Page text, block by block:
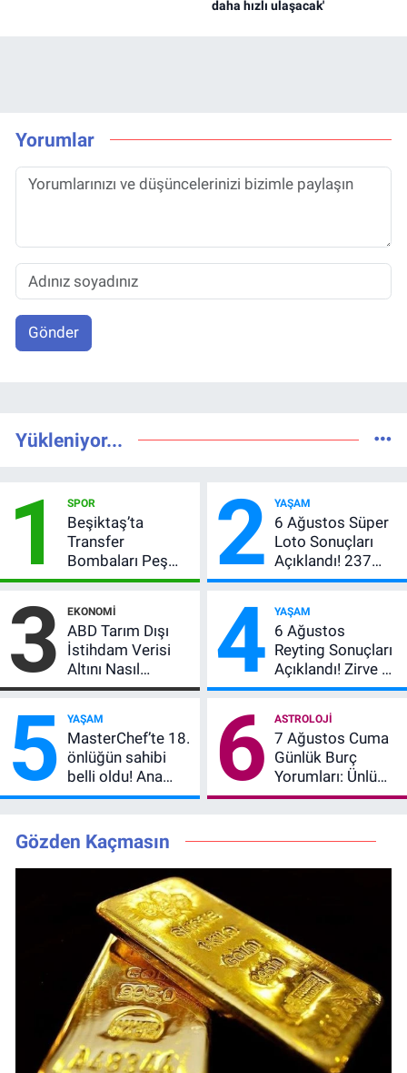
daha hızlı ulaşacak'
Yorumlar
Gönder
Yükleniyor...
1 SPOR
Beşiktaş’ta
Transfer
Bombaları Peş
Peşe! Adalı
Açıkladı, 5 Yıldız
Daha Listede
2 YAŞAM
6 Ağustos Süper
Loto Sonuçları
Açıklandı! 237
Milyon TL’lik
3 EKONOMI
ABD Tarım Dışı
İstihdam Verisi
Altını Nasıl
Etkiler? Çok Basit
4 YAŞAM
6 Ağustos
Reyting Sonuçları
Açıklandı! Zirve El
Değiştirdi:
MasterChef'i
Geride Bıraktı
5 YAŞAM
MasterChef’te 18.
önlüğün sahibi
belli oldu! Ana
kadroya giren
oldu?
6 ASTROLOJI
7 Ağustos Cuma
Günlük Burç
Yorumları: Ünlü
Astrologlara Göre
Gözden Kaçmasın